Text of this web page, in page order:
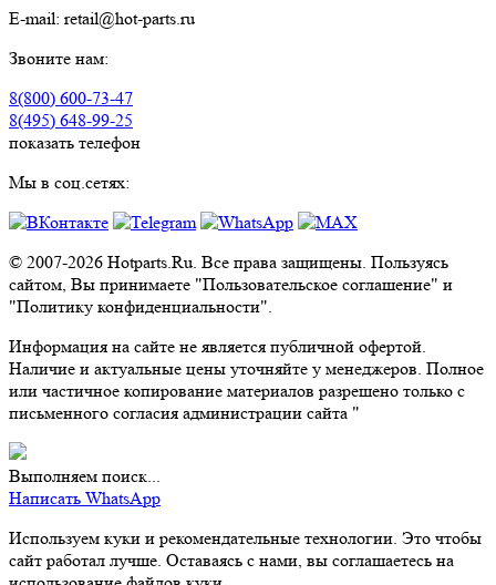
E-mail: retail@hot-parts.ru
Звоните нам:
8(800) 600-73-47
8(495) 648-99-25
показать телефон
Мы в соц.сетях:
© 2007-2026 Hotparts.Ru. Все права защищены. Пользуясь
сайтом, Вы принимаете "Пользовательское соглашение" и
"Политику конфиденциальности".
Информация на сайте не является публичной офертой.
Наличие и актуальные цены уточняйте у менеджеров. Полное
или частичное копирование материалов разрешено только с
письменного согласия администрации сайта "
Выполняем поиск...
Написать WhatsApp
Используем куки и рекомендательные технологии. Это чтобы
сайт работал лучше. Оставаясь с нами, вы соглашаетесь на